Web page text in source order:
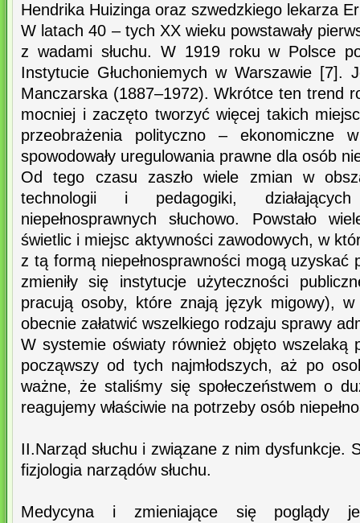
Hendrika Huizinga oraz szwedzkiego lekarza
W latach 40 – tych XX wieku powstawały
z wadami słuchu. W 1919 roku w Polsce
Instytucie Głuchoniemych w Warszawie [7].
Manczarska (1887–1972). Wkrótce ten trend
mocniej i zaczęto tworzyć więcej takich
przeobrażenia polityczno – ekonomiczne
spowodowały uregulowania prawne dla osób
Od tego czasu zaszło wiele zmian w
technologii i pedagogiki,
niepełnosprawnych słuchowo. Powstało
świetlic i miejsc aktywności zawodowych, w
z tą formą niepełnosprawności mogą uzyskać
zmieniły się instytucje użyteczności
pracują osoby, które znają język migowy), w
obecnie załatwić wszelkiego rodzaju sprawy
W systemie oświaty również objęto wszelaką
począwszy od tych najmłodszych, aż po
ważne, że staliśmy się społeczeństwem o
reagujemy właściwie na potrzeby osób
II.Narząd słuchu i związane z nim dysfunkcje.
fizjologia narządów słuchu.
Medycyna i zmieniające się poglądy